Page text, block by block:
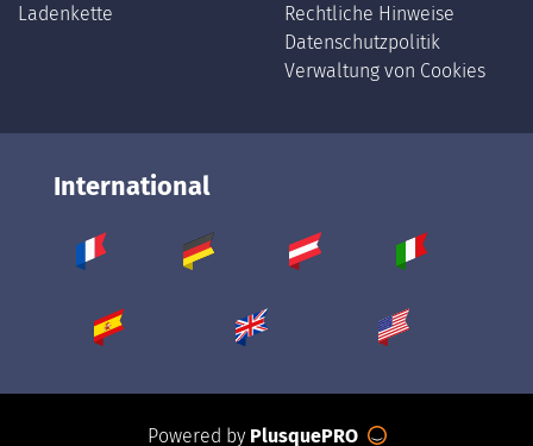
Ladenkette
Rechtliche Hinweise
Datenschutzpolitik
Verwaltung von Cookies
International
Powered by PlusquePRO